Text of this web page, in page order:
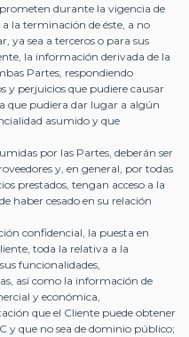
durante la vigencia de
la terminación de éste, a no
ya sea a terceros o para sus
la información derivada de la
Partes, respondiendo
y perjuicios que pudiere causar
que pudiera dar lugar a algún
asumido y que
por las Partes, deberán ser
y, en general, por todas
prestados, tengan acceso a la
haber cesado en su relación
confidencial, la puesta en
toda la relativa a la
funcionalidades,
así como la información de
y económica,
que el Cliente puede obtener
y que no sea de dominio público;